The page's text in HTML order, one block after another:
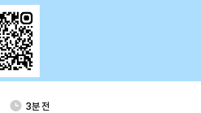
27분 전
3분 전